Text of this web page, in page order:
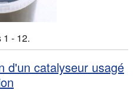
- 12.
d'un catalyseur usagé